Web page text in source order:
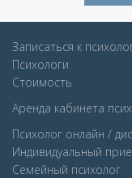
Записаться к
Психологи
Стоимость
Аренда кабинета
Психолог онлайн /
Индивидуальный
Семейный психолог